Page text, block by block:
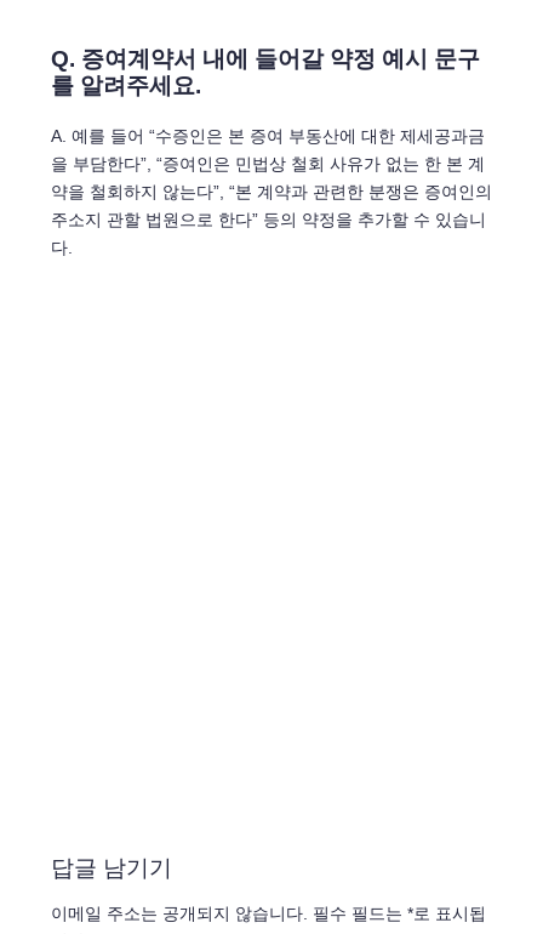
Q. 증여계약서 내에 들어갈 약정 예시 문구
를 알려주세요.
A. 예를 들어 “수증인은 본 증여 부동산에 대한 제세공과금
을 부담한다”, “증여인은 민법상 철회 사유가 없는 한 본 계
약을 철회하지 않는다”, “본 계약과 관련한 분쟁은 증여인의
주소지 관할 법원으로 한다” 등의 약정을 추가할 수 있습니
다.
답글 남기기
이메일 주소는 공개되지 않습니다. 필수 필드는 *로 표시됩